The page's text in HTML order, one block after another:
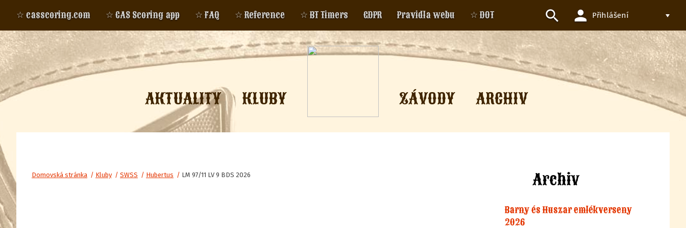
search person Přihlášení
☆ casscoring.com ☆ CAS Scoring app ☆ FAQ ☆ Reference ☆ BT Timers GDPR Pravidla webu ☆ DOT
KLUBY
AKTUALITY ZÁVODY ARCHIV
Domovská stránka / Kluby / SWSS / Hubertus / LM 97/11 LV 9 BDS 2026 Archiv
Barny és Huszar emlékverseny
2026